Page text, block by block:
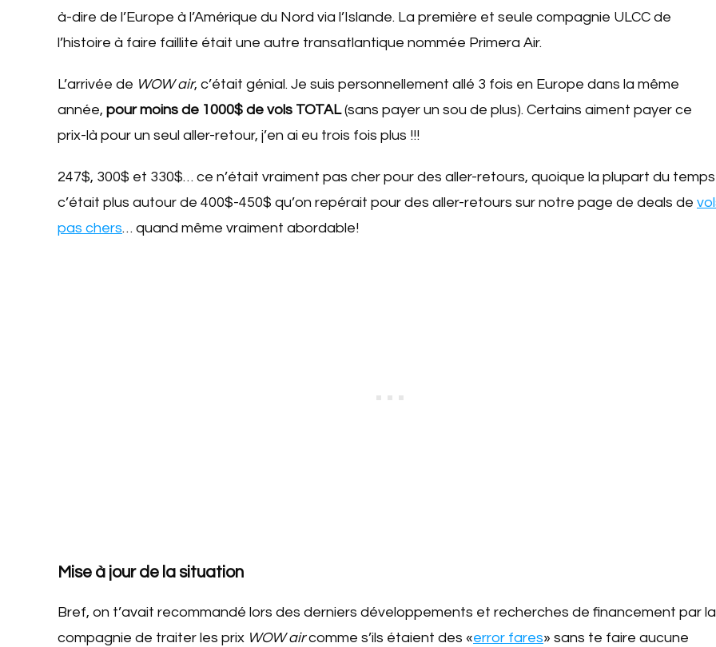
à-dire de l’Europe à l’Amérique du Nord via l’Islande. La première et seule compagnie ULCC de
l’histoire à faire faillite était une autre transatlantique nommée Primera Air.
L’arrivée de WOW air, c’était génial. Je suis personnellement allé 3 fois en Europe dans la même
année, pour moins de 1000$ de vols TOTAL(sans payer un sou de plus). Certains aiment payer ce
prix-là pour un seul aller-retour, j’en ai eu trois fois plus !!!
247$, 300$ et 330$… ce n’était vraiment pas cher pour des aller-retours, quoique la plupart du temps
c’était plus autour de 400$-450$ qu’on repérait pour des aller-retours sur notre page de deals de
pas chers… quand même vraiment abordable!
Mise à jour de la situation
Bref, on t’avait recommandé lors des derniers développements et recherches de financement par la
compagnie de traiter les prix WOW aircomme s’ils étaient des «error fares» sans te faire aucune